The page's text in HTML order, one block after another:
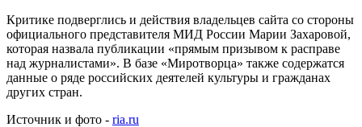
Критике подверглись и действия владельцев сайта со стороны
официального представителя МИД России Марии Захаровой,
которая назвала публикации «прямым призывом к расправе
над журналистами». В базе «Миротворца» также содержатся
данные о ряде российских деятелей культуры и гражданах
других стран.
Источник и фото - ria.ru